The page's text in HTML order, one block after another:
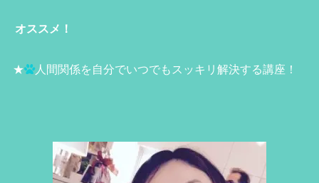
オススメ！
★ 人間関係を自分でいつでもスッキリ解決する講座！